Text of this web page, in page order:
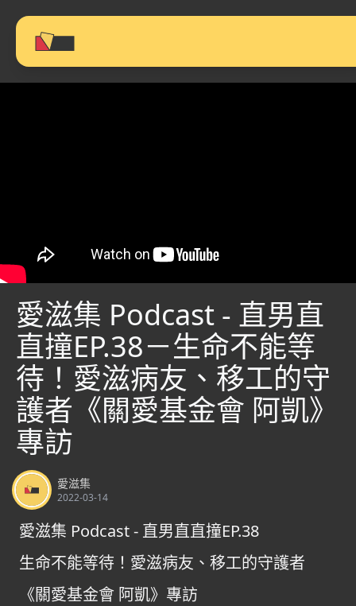
愛滋集 Podcast - 直男直
直撞EP.38－生命不能等
待！愛滋病友、移工的守
護者《關愛基金會 阿凱》
專訪
愛滋集
2022-03-14
愛滋集 Podcast - 直男直直撞EP.38
生命不能等待！愛滋病友、移工的守護者
《關愛基金會 阿凱》專訪